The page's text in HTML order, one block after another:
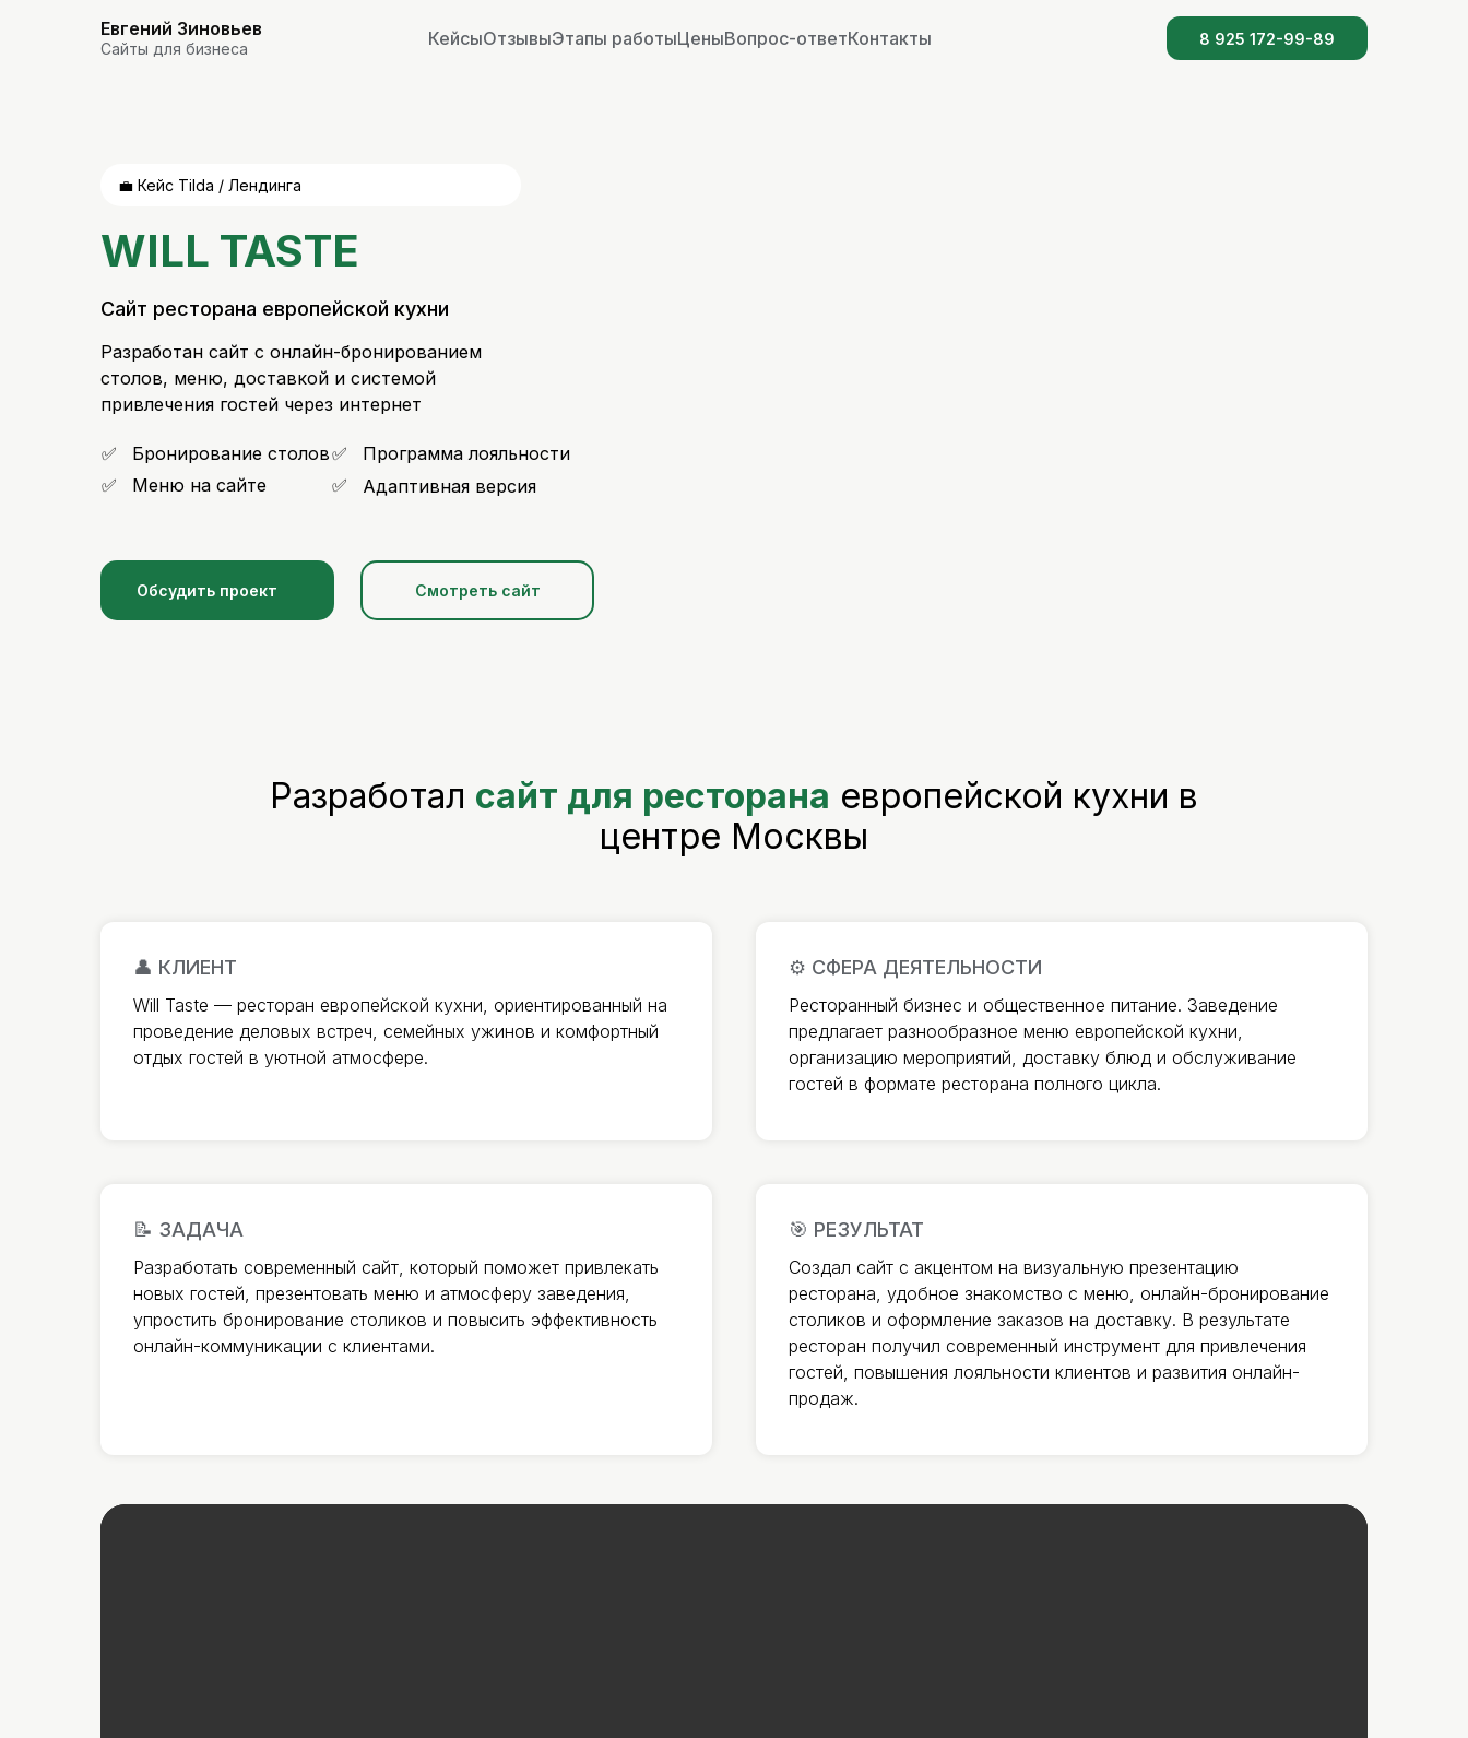
Евгений Зиновьев
Сайты для бизнеса КейсыОтзывыЭтапы работыЦеныВопрос-ответКонтакты 8 925 172-99-89
WILL TASTE
💼 Кейс Tilda / Лендинга
Сайт ресторана европейской кухни
✅
✅
✅
✅
Бронирование столов
Меню на сайте
Программа лояльности
Адаптивная версия
Разработан сайт с онлайн-бронированием
столов, меню, доставкой и системой
привлечения гостей через интернет
Смотреть сайт
Обсудить проект
Разработал сайт для ресторана европейской кухни в
центре Москвы
👤 КЛИЕНТ
Will Taste — ресторан европейской кухни, ориентированный на
проведение деловых встреч, семейных ужинов и комфортный
отдых гостей в уютной атмосфере.
⚙️ СФЕРА ДЕЯТЕЛЬНОСТИ
Ресторанный бизнес и общественное питание. Заведение
предлагает разнообразное меню европейской кухни,
организацию мероприятий, доставку блюд и обслуживание
гостей в формате ресторана полного цикла.
📝 ЗАДАЧА
Разработать современный сайт, который поможет привлекать
новых гостей, презентовать меню и атмосферу заведения,
упростить бронирование столиков и повысить эффективность
онлайн-коммуникации с клиентами.
🎯 РЕЗУЛЬТАТ
Создал сайт с акцентом на визуальную презентацию
ресторана, удобное знакомство с меню, онлайн-бронирование
столиков и оформление заказов на доставку. В результате
ресторан получил современный инструмент для привлечения
гостей, повышения лояльности клиентов и развития онлайн-
продаж.